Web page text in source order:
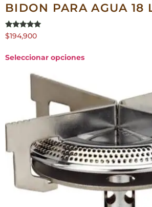
BIDON PARA AGUA 18
Valorado en
5.00
$194,900
Seleccionar opciones